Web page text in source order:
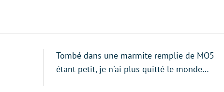
Tombé dans une marmite remplie de MO5
étant petit, je n'ai plus quitté le monde…